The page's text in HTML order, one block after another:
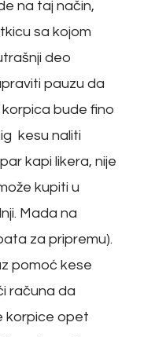
na taj način,
sa kojom
deo
pauzu da
bude fino
kesu naliti
kapi likera, nije
kupiti u
Mada na
za pripremu).
pomoć kese
računa da
korpice opet